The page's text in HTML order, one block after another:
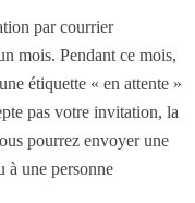
par courrier
mois. Pendant ce mois,
étiquette « en attente »
pas votre invitation, la
pourrez envoyer une
à une personne